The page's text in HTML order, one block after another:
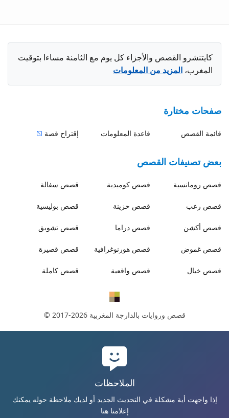
كايتنشرو القصص والأجزاء كل يوم مع الثامنة مساءا بتوقيت
المغرب، المزيد من المعلومات
صفحات مختارة
قائمة القصص قاعدة المعلومات إقتراح قصة
بعض تصنيفات القصص
قصص رومانسية قصص كوميدية قصص سفالة
قصص رعب قصص حزينة قصص بوليسية
قصص أكشن قصص دراما قصص تشويق
قصص غموض قصص هورنوغرافية قصص قصيرة
قصص خيال قصص واقعية قصص كاملة
قصص وروايات بالدارجة المغربية© 2017-2026
الملاحظات
إذا واجهت أية مشكلة في التحديث الجديد أو لديك ملاحظة حوله يمكنك
إعلامنا هنا